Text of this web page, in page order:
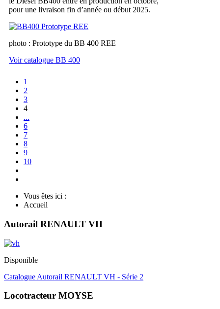
pour une livraison fin d’année ou début 2025.
photo : Prototype du BB 400 REE
Voir catalogue BB 400
1
2
3
4
...
6
7
8
9
10
Vous êtes ici :
Accueil
Autorail RENAULT VH
Disponible
Catalogue Autorail RENAULT VH - Série 2
Locotracteur MOYSE